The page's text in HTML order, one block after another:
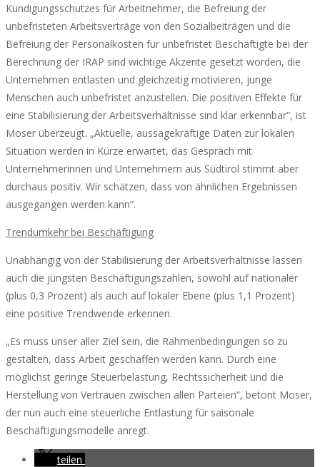
Kündigungsschutzes für Arbeitnehmer, die Befreiung der
unbefristeten Arbeitsverträge von den Sozialbeiträgen und die
Befreiung der Personalkosten für unbefristet Beschäftigte bei der
Berechnung der IRAP sind wichtige Akzente gesetzt worden, die
Unternehmen entlasten und gleichzeitig motivieren, junge
Menschen auch unbefristet anzustellen. Die positiven Effekte für
eine Stabilisierung der Arbeitsverhältnisse sind klar erkennbar“, ist
Moser überzeugt. „Aktuelle, aussagekräftige Daten zur lokalen
Situation werden in Kürze erwartet, das Gespräch mit
Unternehmerinnen und Unternehmern aus Südtirol stimmt aber
durchaus positiv. Wir schätzen, dass von ähnlichen Ergebnissen
ausgegangen werden kann“.
Trendumkehr bei Beschäftigung
Unabhängig von der Stabilisierung der Arbeitsverhältnisse lassen
auch die jüngsten Beschäftigungszahlen, sowohl auf nationaler
(plus 0,3 Prozent) als auch auf lokaler Ebene (plus 1,1 Prozent)
eine positive Trendwende erkennen.
„Es muss unser aller Ziel sein, die Rahmenbedingungen so zu
gestalten, dass Arbeit geschaffen werden kann. Durch eine
möglichst geringe Steuerbelastung, Rechtssicherheit und die
Herstellung von Vertrauen zwischen allen Parteien“, betont Moser,
der nun auch eine steuerliche Entlastung für saisonale
Beschäftigungsmodelle anregt.
teilen